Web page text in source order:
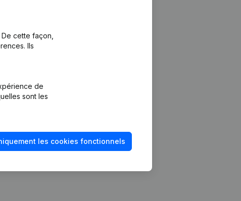
cette façon,
Ils
de
sont les
les cookies fonctionnels
annuels
la solvabilité